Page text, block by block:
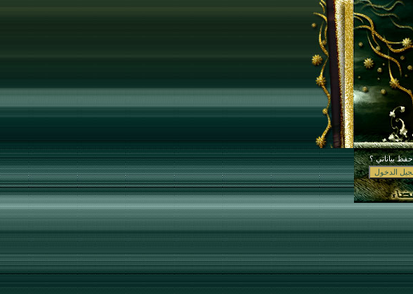
حفظ بياناتي ؟